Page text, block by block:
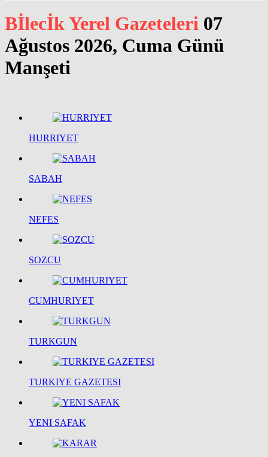
Bİlecİk Yerel Gazeteleri 07
Ağustos 2026, Cuma Günü
Manşeti
HURRIYET
SABAH
NEFES
SOZCU
CUMHURIYET
TURKGUN
TURKIYE GAZETESI
YENI SAFAK